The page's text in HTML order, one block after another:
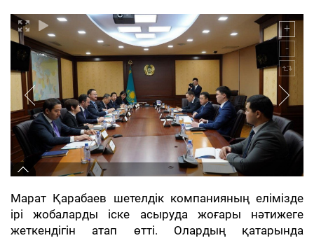
Марат Қарабаев шетелдік компанияның елімізде
ірі жобаларды іске асыруда жоғары нәтижеге
жеткендігін атап өтті. Олардың қатарында